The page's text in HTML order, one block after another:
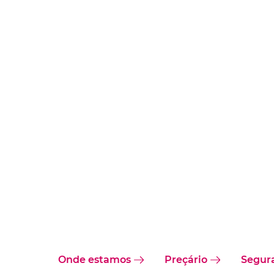
Onde estamos Preçário